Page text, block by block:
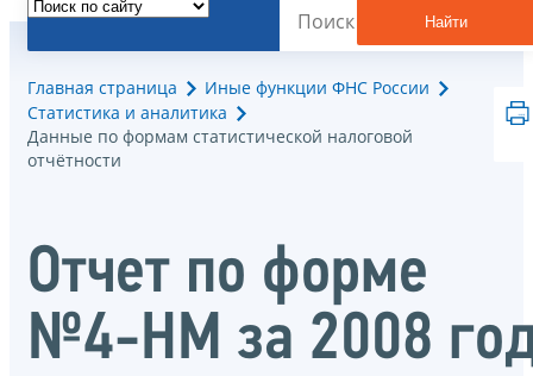
Найти
Главная страница
Иные функции ФНС России
Статистика и аналитика
Данные по формам статистической налоговой
отчётности
Отчет по форме
№4-НМ за 2008